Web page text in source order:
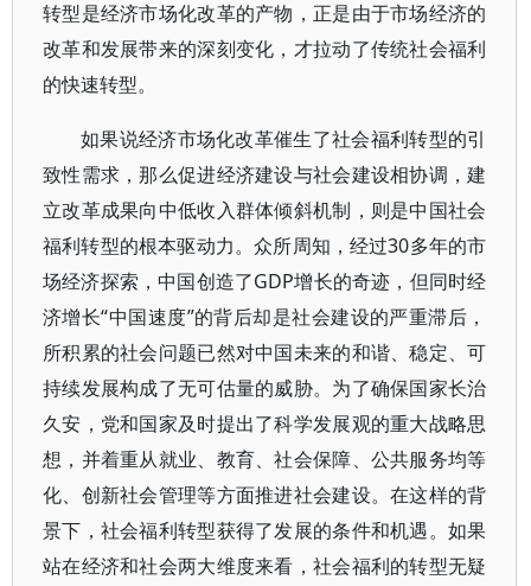
转型是经济市场化改革的产物，正是由于市场经济的
改革和发展带来的深刻变化，才拉动了传统社会福利
的快速转型。
如果说经济市场化改革催生了社会福利转型的引
致性需求，那么促进经济建设与社会建设相协调，建
立改革成果向中低收入群体倾斜机制，则是中国社会
福利转型的根本驱动力。众所周知，经过30多年的市
场经济探索，中国创造了GDP增长的奇迹，但同时经
济增长“中国速度”的背后却是社会建设的严重滞后，
所积累的社会问题已然对中国未来的和谐、稳定、可
持续发展构成了无可估量的威胁。为了确保国家长治
久安，党和国家及时提出了科学发展观的重大战略思
想，并着重从就业、教育、社会保障、公共服务均等
化、创新社会管理等方面推进社会建设。在这样的背
景下，社会福利转型获得了发展的条件和机遇。如果
站在经济和社会两大维度来看，社会福利的转型无疑